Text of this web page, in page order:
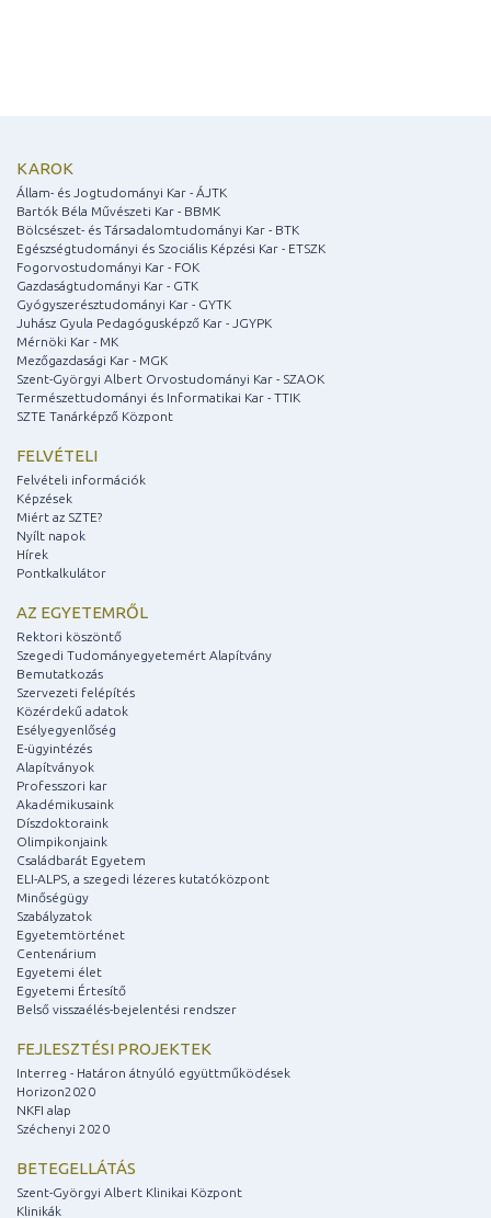
KAROK
Állam- és Jogtudományi Kar - ÁJTK
Bartók Béla Művészeti Kar - BBMK
Bölcsészet- és Társadalomtudományi Kar - BTK
Egészségtudományi és Szociális Képzési Kar - ETSZK
Fogorvostudományi Kar - FOK
Gazdaságtudományi Kar - GTK
Gyógyszerésztudományi Kar - GYTK
Juhász Gyula Pedagógusképző Kar - JGYPK
Mérnöki Kar - MK
Mezőgazdasági Kar - MGK
Szent-Györgyi Albert Orvostudományi Kar - SZAOK
Természettudományi és Informatikai Kar - TTIK
SZTE Tanárképző Központ
FELVÉTELI
Felvételi információk
Képzések
Miért az SZTE?
Nyílt napok
Hírek
Pontkalkulátor
AZ EGYETEMRŐL
Rektori köszöntő
Szegedi Tudományegyetemért Alapítvány
Bemutatkozás
Szervezeti felépítés
Közérdekű adatok
Esélyegyenlőség
E-ügyintézés
Alapítványok
Professzori kar
Akadémikusaink
Díszdoktoraink
Olimpikonjaink
Családbarát Egyetem
ELI-ALPS, a szegedi lézeres kutatóközpont
Minőségügy
Szabályzatok
Egyetemtörténet
Centenárium
Egyetemi élet
Egyetemi Értesítő
Belső visszaélés-bejelentési rendszer
FEJLESZTÉSI PROJEKTEK
Interreg - Határon átnyúló együttműködések
Horizon2020
NKFI alap
Széchenyi 2020
BETEGELLÁTÁS
Szent-Györgyi Albert Klinikai Központ
Klinikák